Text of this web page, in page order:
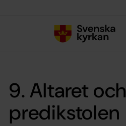
9. Altaret och
predikstolen